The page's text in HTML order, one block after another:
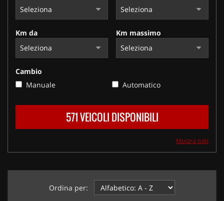
Km da Km massimo
Cambio
Manuale
Automatico
571 VEICOLI DISPONIBILI
Mostra tutti
Ordina per: